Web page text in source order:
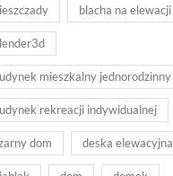
blacha na elewacji
mieszkalny jednorodzinny
rekreacji indywidualnej
dom deska elewacyjna